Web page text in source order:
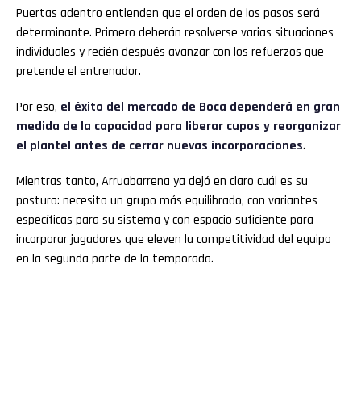
Puertas adentro entienden que el orden de los pasos será
determinante. Primero deberán resolverse varias situaciones
individuales y recién después avanzar con los refuerzos que
pretende el entrenador.
Por eso, el éxito del mercado de Boca dependerá en gran
medida de la capacidad para liberar cupos y reorganizar
el plantel antes de cerrar nuevas incorporaciones.
Mientras tanto, Arruabarrena ya dejó en claro cuál es su
postura: necesita un grupo más equilibrado, con variantes
específicas para su sistema y con espacio suficiente para
incorporar jugadores que eleven la competitividad del equipo
en la segunda parte de la temporada.